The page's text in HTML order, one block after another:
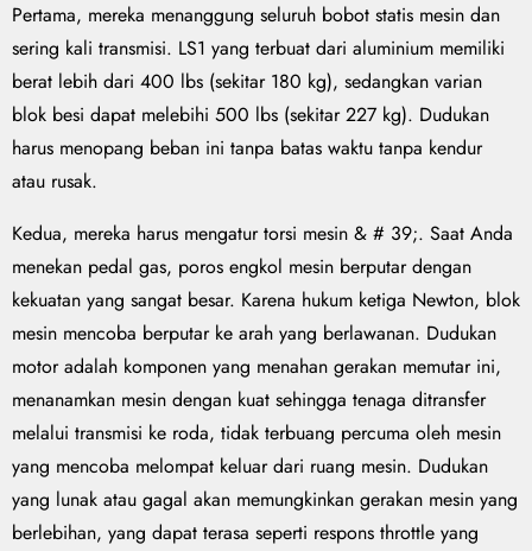
Pertama, mereka menanggung seluruh bobot statis mesin dan
sering kali transmisi. LS1 yang terbuat dari aluminium memiliki
berat lebih dari 400 lbs (sekitar 180 kg), sedangkan varian
blok besi dapat melebihi 500 lbs (sekitar 227 kg). Dudukan
harus menopang beban ini tanpa batas waktu tanpa kendur
atau rusak.
Kedua, mereka harus mengatur torsi mesin & # 39;. Saat Anda
menekan pedal gas, poros engkol mesin berputar dengan
kekuatan yang sangat besar. Karena hukum ketiga Newton, blok
mesin mencoba berputar ke arah yang berlawanan. Dudukan
motor adalah komponen yang menahan gerakan memutar ini,
menanamkan mesin dengan kuat sehingga tenaga ditransfer
melalui transmisi ke roda, tidak terbuang percuma oleh mesin
yang mencoba melompat keluar dari ruang mesin. Dudukan
yang lunak atau gagal akan memungkinkan gerakan mesin yang
berlebihan, yang dapat terasa seperti respons throttle yang